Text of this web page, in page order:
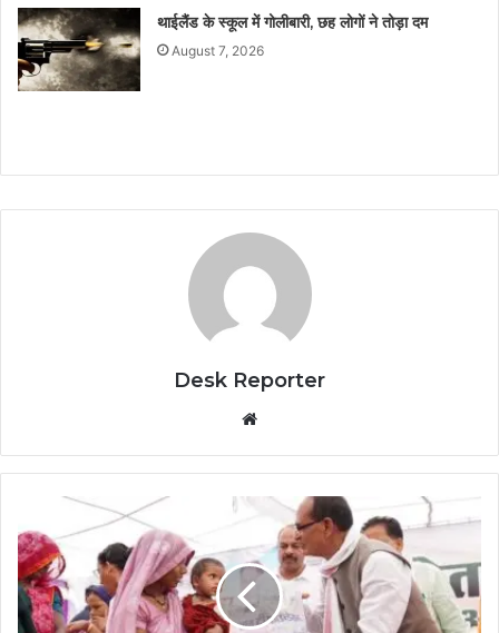
थाईलैंड के स्कूल में गोलीबारी, छह लोगों ने तोड़ा दम
August 7, 2026
Desk Reporter